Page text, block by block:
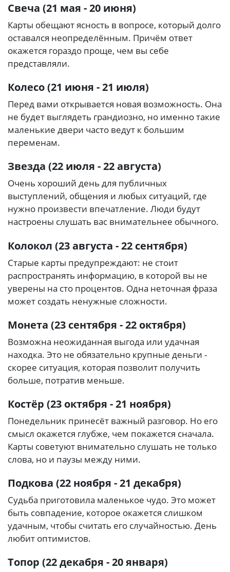
Свеча (21 мая - 20 июня)
Карты обещают ясность в вопросе, который долго
оставался неопределённым. Причём ответ
окажется гораздо проще, чем вы себе
представляли.
Колесо (21 июня - 21 июля)
Перед вами открывается новая возможность. Она
не будет выглядеть грандиозно, но именно такие
маленькие двери часто ведут к большим
переменам.
Звезда (22 июля - 22 августа)
Очень хороший день для публичных
выступлений, общения и любых ситуаций, где
нужно произвести впечатление. Люди будут
настроены слушать вас внимательнее обычного.
Колокол (23 августа - 22 сентября)
Старые карты предупреждают: не стоит
распространять информацию, в которой вы не
уверены на сто процентов. Одна неточная фраза
может создать ненужные сложности.
Монета (23 сентября - 22 октября)
Возможна неожиданная выгода или удачная
находка. Это не обязательно крупные деньги -
скорее ситуация, которая позволит получить
больше, потратив меньше.
Костёр (23 октября - 21 ноября)
Понедельник принесёт важный разговор. Но его
смысл окажется глубже, чем покажется сначала.
Карты советуют внимательно слушать не только
слова, но и паузы между ними.
Подкова (22 ноября - 21 декабря)
Судьба приготовила маленькое чудо. Это может
быть совпадение, которое окажется слишком
удачным, чтобы считать его случайностью. День
любит оптимистов.
Топор (22 декабря - 20 января)